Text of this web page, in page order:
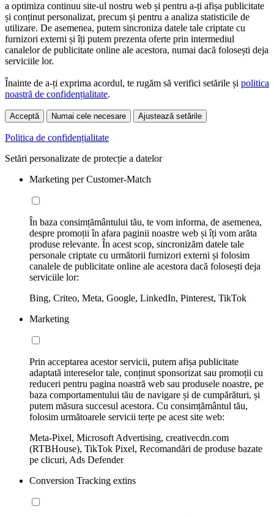
a optimiza continuu site-ul nostru web și pentru a-ți afișa publicitate
și conținut personalizat, precum și pentru a analiza statisticile de
utilizare. De asemenea, putem sincroniza datele tale criptate cu
furnizori externi și îți putem prezenta oferte prin intermediul
canalelor de publicitate online ale acestora, numai dacă folosești deja
serviciile lor.
Înainte de a-ți exprima acordul, te rugăm să verifici setările și politica
noastră de confidențialitate.
Acceptă Numai cele necesare Ajustează setările
Politica de confidențialitate
Setări personalizate de protecție a datelor
Marketing per Customer-Match
În baza consimțământului tău, te vom informa, de asemenea,
despre promoții în afara paginii noastre web și îți vom arăta
produse relevante. În acest scop, sincronizăm datele tale
personale criptate cu următorii furnizori externi și folosim
canalele de publicitate online ale acestora dacă folosești deja
serviciile lor:
Bing, Criteo, Meta, Google, LinkedIn, Pinterest, TikTok
Marketing
Prin acceptarea acestor servicii, putem afișa publicitate
adaptată intereselor tale, conținut sponsorizat sau promoții cu
reduceri pentru pagina noastră web sau produsele noastre, pe
baza comportamentului tău de navigare și de cumpărături, și
putem măsura succesul acestora. Cu consimțământul tău,
folosim următoarele servicii terțe pe acest site web:
Meta-Pixel, Microsoft Advertising, creativecdn.com
(RTBHouse), TikTok Pixel, Recomandări de produse bazate
pe clicuri, Ads Defender
Conversion Tracking extins